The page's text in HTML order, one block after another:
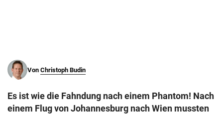
Von Christoph Budin
Es ist wie die Fahndung nach einem Phantom! Nach
einem Flug von Johannesburg nach Wien mussten